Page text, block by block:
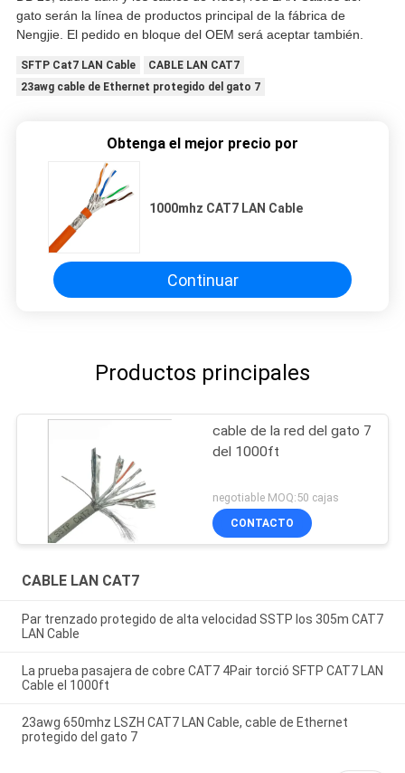
gato serán la línea de productos principal de la fábrica de
Nengjie. El pedido en bloque del OEM será aceptar también.
SFTP Cat7 LAN Cable
CABLE LAN CAT7
23awg cable de Ethernet protegido del gato 7
Obtenga el mejor precio por
1000mhz CAT7 LAN Cable
Continuar
Productos principales
cable de la red del gato 7
del 1000ft
negotiable MOQ:50 cajas
CONTACTO
CABLE LAN CAT7
Par trenzado protegido de alta velocidad SSTP los 305m CAT7
LAN Cable
La prueba pasajera de cobre CAT7 4Pair torció SFTP CAT7 LAN
Cable el 1000ft
23awg 650mhz LSZH CAT7 LAN Cable, cable de Ethernet
protegido del gato 7